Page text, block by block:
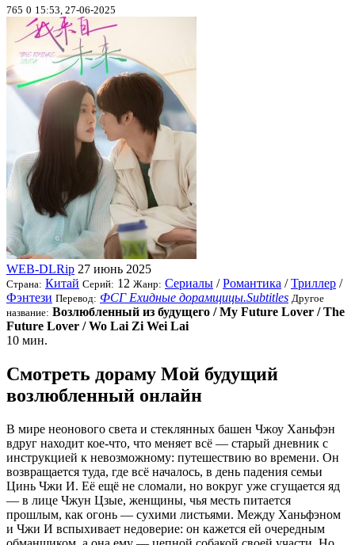
765 0 15:53, 27-06-2025
WEB-DLRip 27 июнь 2025
Страна: Китай Серий: 12 Жанр: Сериалы /Романтика /Триллер /
Фэнтези Перевод: ФСГ Ехидные дорамщицы.Subtitles Другое
название: Возлюбленный из будущего / My Future Lover / The
Future Lover / Wo Lai Zi Wei Lai
10 мин.
Смотреть дораму Мой будущий
возлюбленный онлайн
В мире неонового света и стеклянных башен Чжоу Ханьфэн
вдруг находит кое-что, что меняет всё — старый дневник с
инструкцией к невозможному: путешествию во времени. Он
возвращается туда, где всё началось, в день падения семьи
Цинь Чжи И. Её ещё не сломали, но вокруг уже сгущается яд
— в лице Чжун Цзые, женщины, чья месть питается
прошлым, как огонь — сухими листьями. Между Ханьфэном
и Чжи И вспыхивает недоверие: он кажется ей очередным